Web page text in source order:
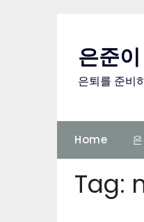
은준
은퇴를 준비
Home
Tag: